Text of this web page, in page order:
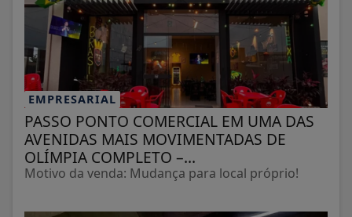
EMPRESARIAL
PASSO PONTO COMERCIAL EM UMA DAS
AVENIDAS MAIS MOVIMENTADAS DE
OLÍMPIA COMPLETO –...
Motivo da venda: Mudança para local próprio!